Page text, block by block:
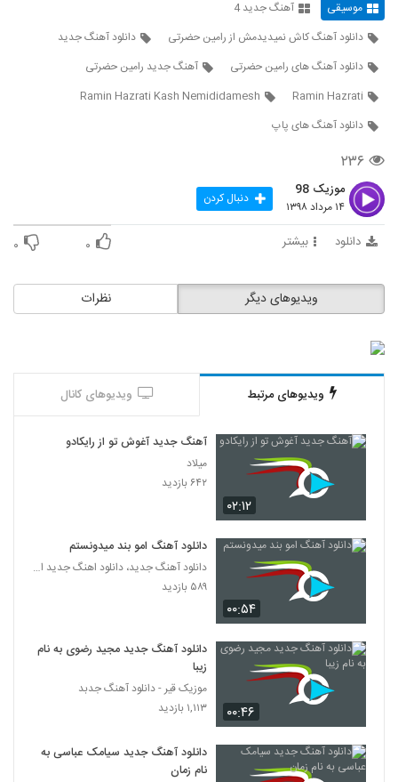
5310
۲۴۳ بازدید
5313
آهنگ ایرانی اصل از ماکان بند(پاپ)
۲۹۸ بازدید
5314
۲۶۸ بازدید
دانلود آهنگ جدید و زیبای رامین موسوی با نام
۲۷۱ بازدید
آهنگ تشویش از داریوش خزاعی(پاپ)
۲۲۳ بازدید
دانلود آهنگ مهتاب از دانیال خواجویی
5319
دانلود آهنگ علیرضا عطایی نمیدانم
شکیب آهنگ یکی به دو
۳۴۶ بازدید
دانلود آهنگ دل دیوونه از شاهین ملک پور
موسیقی
آهنگ جدید 4
دانلود آهنگ کاش نمیدیدمش از رامین حضرتی
دانلود آهنگ جدید
دانلود آهنگ های رامین حضرتی
آهنگ جدید رامین حضرتی
Ramin Hazrati
Ramin Hazrati Kash Nemididamesh
دانلود آهنگ های پاپ
۲۳۶
موزیک 98
۱۴ مرداد ۱۳۹۸ دنبال کردن
دانلود بیشتر ۰ ۰
نظرات ویدیوهای دیگر
ویدیوهای مرتبط ویدیوهای کانال
۰۲:۱۲
آهنگ جدید آغوش تو از رایکادو
میلاد
۶۴۲ بازدید
۰۰:۵۴
دانلود آهنگ امو بند میدونستم
دانلود آهنگ جدید، دانلود اهنگ جدید ایرانی
۵۸۹ بازدید
۰۰:۴۶
دانلود آهنگ جدید مجید رضوی به نام
زیبا
موزیک قیر - دانلود آهنگ جدبد
۱,۱۱۳ بازدید
دانلود آهنگ جدید سیامک عباسی به
نام زمان